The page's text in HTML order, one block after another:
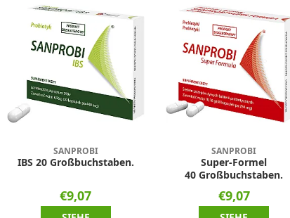
SANPROBI
IBS 20 Großbuchstaben.
€9,07
SANPROBI
Super-Formel
40 Großbuchstaben.
€9,07